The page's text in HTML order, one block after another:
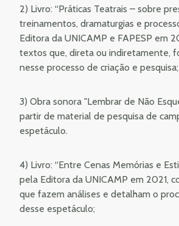
2) Livro: “Práticas Teatrais – sobre
treinamentos, dramaturgias e
Editora da UNICAMP e FAPESP em
textos que, direta ou indiretamente,
nesse processo de criação e pesquisa;
3) Obra sonora "Lembrar de Não
partir de material de pesquisa de
espetáculo.
4) Livro: “Entre Cenas Memórias e
pela Editora da UNICAMP em 2021,
que fazem análises e detalham o
desse espetáculo;